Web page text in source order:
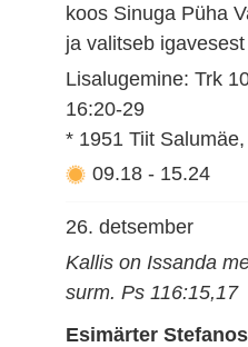
koos Sinuga Püha
ja valitseb
Lisalugemine: Trk
16:20-29
* 1951 Tiit
09.18 - 15.24
26. detsember
Kallis on Issanda
surm. Ps 116:15,17
Esimärter